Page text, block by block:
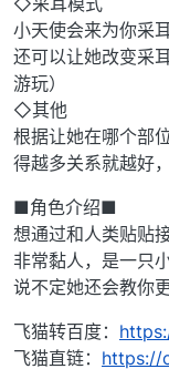
小天使会来为你采
还可以让她改变采
游玩）
◇其他
根据让她在哪个部
得越多关系就越好
■角色介绍■
想通过和人类贴贴
非常黏人，是一只
说不定她还会教你
飞猫转百度：
飞猫直链： https://